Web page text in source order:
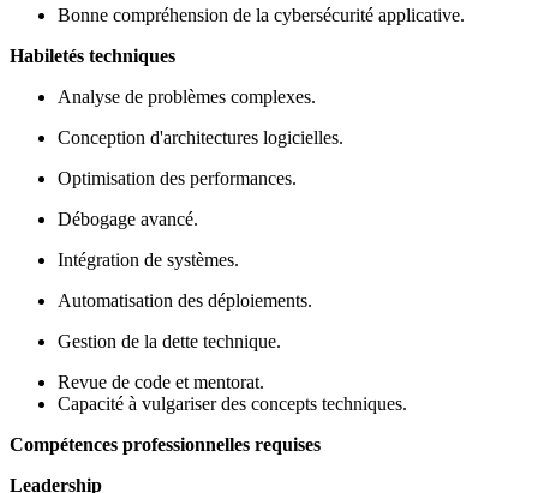
Bonne compréhension de la cybersécurité applicative.
Habiletés techniques
Analyse de problèmes complexes.
Conception d'architectures logicielles.
Optimisation des performances.
Débogage avancé.
Intégration de systèmes.
Automatisation des déploiements.
Gestion de la dette technique.
Revue de code et mentorat.
Capacité à vulgariser des concepts techniques.
Compétences professionnelles requises
Leadership